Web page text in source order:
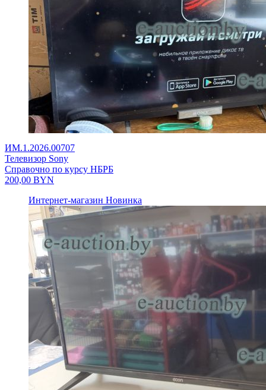
ИМ.1.2026.00707
Телевизор Sony
Справочно по курсу НБРБ
200,00 BYN
Интернет-магазин Новинка